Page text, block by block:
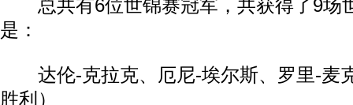
总共有6位世锦赛冠军，共获得了9场
是：
达伦-克拉克、厄尼-埃尔斯、罗里-麦
胜利）